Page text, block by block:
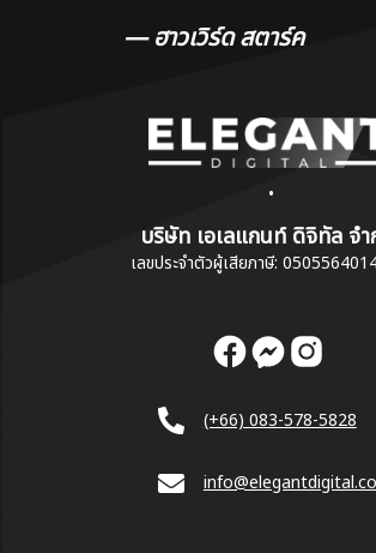
— ฮาวเวิร์ด สตาร์ค
•
บริษัท เอเลแกนท์ ดิจิทัล จ
เลขประจำตัวผู้เสียภาษี:
(+66) 083-578-5828